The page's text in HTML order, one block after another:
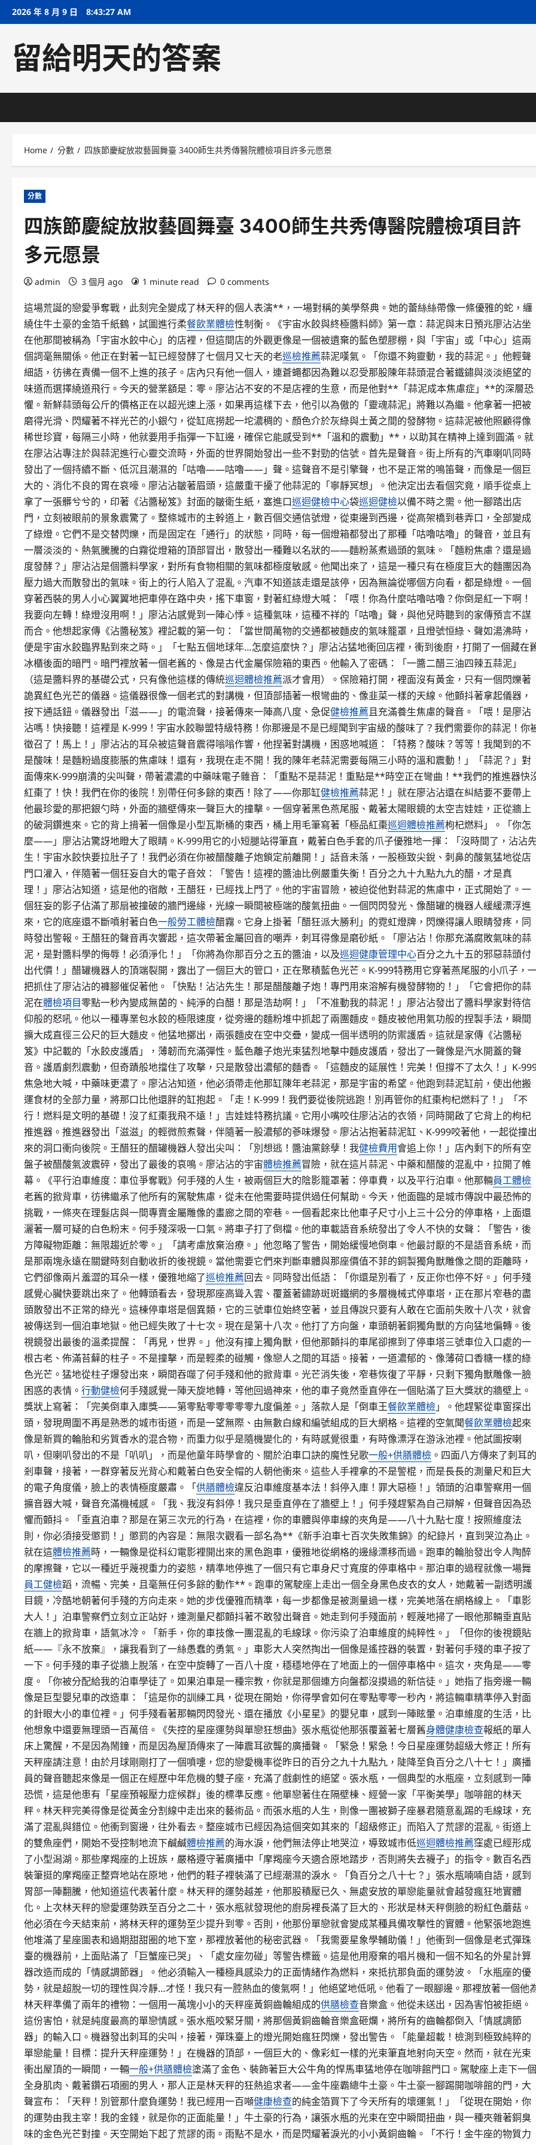
Skip2026 年 8 月 9 日 8:43:28 AM
留給明天的答案
Home 分數 四族節慶綻放妝藝圓舞臺 3400師生共秀傳醫院體檢項目許多元愿景
分數
四族節慶綻放妝藝圓舞臺 3400師生共秀傳醫院體檢項目許
多元愿景
admin 3 個月 ago 1 minute read 0 comments
這場荒誕的戀愛爭奪戰，此刻完全變成了林天秤的個人表演**，一場對稱的美學祭典。她的蕾絲絲帶像一條優雅的蛇，纏
繞住牛土豪的金箔千紙鶴，試圖進行柔餐飲業體檢性制衡。《宇宙水餃與終極醬料師》第一章：蒜泥與末日預兆廖沾沾坐
在他那間被稱為「宇宙水餃中心」的店裡，但這間店的外觀更像是一個被遺棄的藍色塑膠棚，與「宇宙」或「中心」這兩
個詞毫無關係。他正在對著一缸已經發酵了七個月又七天的老巡檢推薦蒜泥嘆氣。「你還不夠靈動，我的蒜泥。」他輕聲
細語，彷彿在責備一個不上進的孩子。店內只有他一個人，連蒼蠅都因為難以忍受那股陳年蒜頭混合著鐵鏽與淡淡絕望的
味道而選擇繞道飛行。今天的營業額是：零。廖沾沾不安的不是店裡的生意，而是他對**「蒜泥成本焦慮症」**的深層恐
懼。新鮮蒜頭每公斤的價格正在以超光速上漲，如果再這樣下去，他引以為傲的「靈魂蒜泥」將難以為繼。他拿著一把被
磨得光滑、閃耀著不祥光芒的小銀勺，從缸底撈起一坨濃稠的、顏色介於灰綠與土黃之間的發酵物。這蒜泥被他照顧得像
稀世珍寶，每隔三小時，他就要用手指彈一下缸邊，確保它能感受到**「溫和的震動」**，以助其在精神上達到圓滿。就
在廖沾沾專注於與蒜泥進行心靈交流時，外面的世界開始發出一些不對勁的信號。首先是聲音。街上所有的汽車喇叭同時
發出了一個持續不斷、低沉且潮濕的「咕嚕——咕嚕——」聲。這聲音不是引擎聲，也不是正常的鳴笛聲，而像是一個巨
大的、消化不良的胃在哀嚎。廖沾沾皺著眉頭，這嚴重干擾了他蒜泥的「寧靜冥想」。他決定出去看個究竟，順手從桌上
拿了一張髒兮兮的，印著《沾醬秘笈》封面的皺衛生紙，塞進口巡迴健檢中心袋巡迴健檢以備不時之需。他一腳踏出店
門，立刻被眼前的景象震驚了。整條城市的主幹道上，數百個交通信號燈，從東邊到西邊，從高架橋到巷弄口，全部變成
了綠燈。它們不是交替閃爍，而是固定在「通行」的狀態，同時，每一個燈箱都發出了那種「咕嚕咕嚕」的聲音，並且有
一層淡淡的、熱氣騰騰的白霧從燈箱的頂部冒出，散發出一種難以名狀的——麵粉蒸煮過頭的氣味。「麵粉焦慮？還是過
度發酵？」廖沾沾是個醬料學家，對所有食物相關的氣味都極度敏感。他聞出來了，這是一種只有在極度巨大的麵團因為
壓力過大而散發出的氣味。街上的行人陷入了混亂。汽車不知道該走還是該停，因為無論從哪個方向看，都是綠燈。一個
穿著西裝的男人小心翼翼地把車停在路中央，搖下車窗，對著紅綠燈大喊：「喂！你為什麼咕嚕咕嚕？你倒是紅一下啊！
我要向左轉！綠燈沒用啊！」廖沾沾感覺到一陣心悸。這種氣味，這種不祥的「咕嚕」聲，與他兒時聽到的家傳預言不謀
而合。他想起家傳《沾醬秘笈》裡記載的第一句：「當世間萬物的交通都被麵皮的氣味籠罩，且燈號恒綠、聲如湯沸時，
便是宇宙水餃臨界點到來之時。」「七點五個地球年…怎麼這麼快？」廖沾沾猛地衝回店裡，衝到後廚，打開了一個藏在
冰櫃後面的暗門。暗門裡放著一個老舊的、像是古代金屬保險箱的東西。他輸入了密碼：「一醬二醋三油四辣五蒜泥」
（這是醬料界的基礎公式，只有像他這樣的傳統巡迴體檢推薦派才會用）。保險箱打開，裡面沒有黃金，只有一個閃爍著
詭異紅色光芒的儀器。這儀器很像一個老式的對講機，但頂部插著一根彎曲的、像韭菜一樣的天線。他顫抖著拿起儀器，
按下通話鈕。儀器發出「滋——」的電流聲，接著傳來一陣高八度、急促健檢推薦且充滿養生焦慮的聲音。「喂！是廖沾
沾嗎！快接聽！這裡是 K-999！宇宙水餃聯盟特級特務！你那邊是不是已經聞到宇宙級的酸味了？我們需要你的蒜泥！你
徵召了！馬上！」廖沾沾的耳朵被這聲音震得嗡嗡作響，他捏著對講機，困惑地喊道：「特務？酸味？等等！我聞到的不
是酸味！是麵粉過度膨脹的焦慮味！還有，我現在走不開！我的陳年老蒜泥需要每隔三小時的溫和震動！」「蒜泥？」對
面傳來K-999崩潰的尖叫聲，帶著濃濃的中藥味電子雜音：「重點不是蒜泥！重點是**時空正在彎曲！**我們的推進器快
紅棗了！快！我們在你的後院！別帶任何多餘的東西！除了——你那缸健檢推薦蒜泥！」就在廖沾沾還在糾結要不要帶上
他最珍愛的那把銀勺時，外面的牆壁傳來一聲巨大的撞擊。一個穿著黑色燕尾服、戴著太陽眼鏡的太空吉娃娃，正從牆上
的破洞鑽進來。它的背上揹著一個像是小型瓦斯桶的東西，桶上用毛筆寫著「極品紅棗巡迴體檢推薦枸杞燃料」。「你怎
麼——」廖沾沾驚訝地瞪大了眼睛。K-999用它的小短腿站得筆直，戴著白色手套的爪子優雅地一揮：「沒時間了，沾沾
生！宇宙水餃快要拉肚子了！我們必須在你被醋酸離子炮鎖定前離開！」話音未落，一股極致尖銳、刺鼻的酸氣猛地從店
門口灌入，伴隨著一個狂妄自大的電子音效：「警告！這裡的醬油比例嚴重失衡！百分之九十九點九九的醋，才是真
理！」廖沾沾知道，這是他的宿敵，王醋狂，已經找上門了。他的宇宙冒險，被迫從他對蒜泥的焦慮中，正式開始了。一
個狂妄的影子佔滿了那扇被撞破的牆門邊緣，光線一瞬間被極端的酸氣扭曲。一個閃閃發光、像醋罐的機器人緩緩漂浮進
來，它的底座還不斷噴射著白色一般勞工體檢醋霧。它身上掛著「醋狂派大勝利」的霓虹燈牌，閃爍得讓人眼睛發疼，同
時發出警報。王醋狂的聲音再次響起，這次帶著金屬回音的嘲弄，刺耳得像是磨砂紙。「廖沾沾！你那充滿腐敗氣味的蒜
泥，是對醬料學的侮辱！必須淨化！」「你將為你那百分之五的醬油，以及巡迴健康管理中心百分之九十五的邪惡蒜頭付
出代價！」醋罐機器人的頂端裂開，露出了一個巨大的管口，正在聚積藍色光芒。K-999特務用它穿著燕尾服的小爪子，
把抓住了廖沾沾的褲腳催促著他。「快點！沾沾先生！那是醋酸離子炮！專門用來溶解有機發酵物的！」「它會把你的蒜
泥在體檢項目零點一秒內變成無菌的、純淨的白醋！那是浩劫啊！」「不准動我的蒜泥！」廖沾沾發出了醬料學家對待信
仰般的怒吼。他以一種專業包水餃的極限速度，從旁邊的麵粉堆中抓起了兩團麵皮。麵皮被他用氣功般的捏製手法，瞬間
擴大成直徑三公尺的巨大麵皮。他猛地擲出，兩張麵皮在空中交疊，變成一個半透明的防禦護盾。這就是家傳《沾醬秘
笈》中記載的「水餃皮護盾」，薄韌而充滿彈性。藍色離子炮光束猛烈地擊中麵皮護盾，發出了一聲像是汽水開蓋的聲
音。護盾劇烈震動，但奇蹟般地擋住了攻擊，只是散發出濃郁的麵香。「這麵皮的延展性！完美！但撐不了太久！」K-
焦急地大喊，中藥味更濃了。廖沾沾知道，他必須帶走他那缸陳年老蒜泥，那是宇宙的希望。他跑到蒜泥缸前，使出他搬
運食材的全部力量，將那口比他還胖的缸抱起。「走！K-999！我們要從後院逃跑！別再管你的紅棗枸杞燃料了！」「不
行！燃料是文明的基礎！沒了紅棗我飛不遠！」吉娃娃特務抗議。它用小嘴咬住廖沾沾的衣領，同時開啟了它背上的枸杞
推進器。推進器發出「滋滋」的輕微煎煮聲，伴隨著一股濃郁的蔘味爆發。廖沾沾抱著蒜泥缸、K-999咬著他，一起從撞
來的洞口衝向後院。王醋狂的醋罐機器人發出尖叫：「別想逃！醬油黨餘孽！我健檢費用會追上你！」店內剩下的所有空
盤子被醋酸氣波震碎，發出了最後的哀鳴。廖沾沾的宇宙體檢推薦冒險，就在這片蒜泥、中藥和醋酸的混亂中，拉開了帷
幕。《平行泊車維度：車位爭奪戰》何手殘的人生，被兩個巨大的陰影籠罩著：停車費，以及平行泊車。他那輛員工體檢
老舊的掀背車，彷彿繼承了他所有的駕駛焦慮，從未在他需要時提供過任何幫助。今天，他面臨的是城市傳說中最恐怖的
挑戰，一條夾在理髮店與一間專賣金屬雕像的畫廊之間的窄巷。一個看起來比他車子尺寸小上三十公分的停車格，上面還
灑著一層可疑的白色粉末。何手殘深吸一口氣。將車子打了倒檔。他的車載語音系統發出了令人不快的女聲：「警告，後
方障礙物距離：無限趨近於零。」「請考慮放棄治療。」他忽略了警告，開始緩慢地倒車。他最討厭的不是語音系統，而
是那兩塊永遠在關鍵時刻自動收折的後視鏡。當他需要它們來判斷車體與那座價值不菲的銅製獨角獸雕像之間的距離時，
它們卻像兩片羞澀的耳朵一樣，優雅地縮了巡檢推薦回去。同時發出低語：「你還是別看了，反正你也停不好。」何手殘
感覺心臟快要跳出來了。他轉頭看去，發現那座高聳入雲、覆蓋著鏽跡斑斑鐵網的多層機械式停車塔，正在那片窄巷的盡
頭散發出不正常的綠光。這棟停車塔是個異類，它的三號車位始終空著，並且傳說只要有人敢在它面前失敗十八次，就會
被傳送到一個泊車地獄。他已經失敗了十七次。現在是第十八次。他打了方向盤，車頭朝著銅獨角獸的方向猛地偏轉。後
視鏡發出最後的溫柔提醒：「再見，世界。」他沒有撞上獨角獸，但他那顫抖的車尾卻擦到了停車塔三號車位入口處的一
根古老、佈滿苔蘚的柱子。不是撞擊，而是輕柔的碰觸，像戀人之間的耳語。接著，一道濃郁的、像薄荷口香糖一樣的綠
色光芒。猛地從柱子爆發出來，瞬間吞噬了何手殘和他的掀背車。光芒消失後，窄巷恢復了平靜，只剩下獨角獸雕像一臉
困惑的表情。 行動健檢何手殘感覺一陣天旋地轉，等他回過神來，他的車子竟然垂直停在一個貼滿了巨大獎狀的牆壁上。
獎狀上寫著：「完美倒車入庫獎——第零點零零零零零九度偏差。」落款人是「倒車王餐飲業體檢」。他趕緊從車窗探出
頭，發現周圍不再是熟悉的城市街道，而是一望無際、由無數白線和編號組成的巨大網格。這裡的空氣聞餐飲業體檢起來
像是新買的輪胎和劣質香水的混合物，而重力似乎是隨機變化的，有時感覺很重，有時像漂浮在游泳池裡。他試圖按喇
叭，但喇叭發出的不是「叭叭」，而是他童年時學會的、關於泊車口訣的魔性兒歌一般+供膳體檢 。四面八方傳來了刺耳的
剎車聲，接著，一群穿著反光背心和戴著白色安全帽的人朝他衝來。這些人手裡拿的不是警棍，而是長長的測量尺和巨大
的電子角度儀，臉上的表情極度嚴肅。「供膳體檢違反泊車維度基本法！斜停入庫！罪大惡極！」領頭的泊車警察用一個
擴音器大喊，聲音充滿機械感。「我、我沒有斜停！我只是垂直停在了牆壁上！」何手殘趕緊為自己辯解，但聲音因為恐
懼而顫抖。「垂直泊車？那是在第三次元的行為，在這裡，你的車體與停車線的夾角是——八十九點七度！按照維度法
則，你必須接受懲罰！」懲罰的內容是：無限次觀看一部名為**《新手泊車七百次失敗集錦》的紀錄片，直到哭泣為止。
就在這體檢推薦時，一輛像是從科幻電影裡開出來的黑色跑車，優雅地從網格的邊緣漂移而過。跑車的輪胎發出令人陶醉
的摩擦聲，它以一種近乎蔑視重力的姿態，精準地停進了一個只有它車身尺寸寬度的停車格中。那泊車的過程就像一場舞
員工健檢蹈，流暢、完美，且毫無任何多餘的動作**。跑車的駕駛座上走出一個全身黑色皮衣的女人，她戴著一副透明護
目鏡，冷酷地朝著何手殘的方向走來。她的步伐優雅而精準，每一步都像是被測量過一樣，完美地落在網格線上。「車影
大人！」泊車警察們立刻立正站好，連測量尺都顫抖著不敢發出聲音。她走到何手殘面前，輕蔑地掃了一眼他那輛垂直貼
在牆上的掀背車，語氣冰冷。「新手，你的車技像一團混亂的毛線球。你污染了泊車維度的純粹性。」「但你的後視鏡貼
紙——『永不放棄』，讓我看到了一絲愚蠢的勇氣。」車影大人突然掏出一個像是遙控器的裝置，對著何手殘的車子按了
一下。何手殘的車子從牆上脫落，在空中旋轉了一百八十度，穩穩地停在了地面上的一個停車格中。這次，夾角是——零
度。「你被分配給我的泊車學徒了。如果泊車是一種宗教，你就是那個連方向盤都沒摸過的新信徒。」她指了指旁邊一輛
像是巨型嬰兒車的改造車：「這是你的訓練工具，從現在開始，你得學會如何在零點零零一秒內，將這輛車精準停入對面
的針眼大小的車位裡。」何手殘看著那輛閃閃發光、還在播放《小星星》的嬰兒車，感到一陣眩暈。泊車維度的生活，比
他想象中還要無理頭一百萬倍。《失控的星座運勢與單戀狂想曲》張水瓶從他那張覆蓋著七層舊身體健康檢查報紙的單人
床上驚醒，不是因為鬧鐘，而是因為屋頂傳來了一陣震耳欲聾的廣播聲。「緊急！緊急！今日星座運勢超級大修正！所有
天秤座請注意！由於月球剛剛打了一個噴嚏，您的戀愛機率從昨日的百分之九十九點九，陡降至負百分之八十七！」廣播
員的聲音聽起來像是一個正在經歷中年危機的雙子座，充滿了戲劇性的絕望。張水瓶，一個典型的水瓶座，立刻感到一陣
恐慌，這是他患有「星座預報壓力症候群」後的標準反應。他單戀著住在隔壁棟、經營一家「平衡美學」咖啡館的林天
秤。林天秤完美得像是從黃金分割線中走出來的藝術品。而張水瓶的人生，則像一團被獅子座暴君隨意亂踢的毛線球，充
滿了混亂與錯位。他衝到窗邊，往外看去。整座城市已經因為這個突如其來的「超級修正」而陷入了荒謬的混亂。街道上
的雙魚座們，開始不受控制地流下鹹鹹體檢推薦的海水淚，他們無法停止地哭泣，導致城市低巡迴體檢推薦窪處已經形成
了小型潟湖。那些摩羯座的上班族，嚴格遵守著廣播中「摩羯座今天適合原地踏步，否則將失去襪子」的指令。數百名西
裝筆挺的摩羯座正整齊地站在原地，他們的鞋子裡裝滿了已經潮濕的淚水。「負百分之八十七？」張水瓶喃喃自語，感到
胃部一陣翻騰，他知道這代表著什麼。林天秤的運勢越差，他那股積壓已久、無處安放的單戀能量就會越發瘋狂地實體
化。上次林天秤的戀愛運勢跌至百分之二十，張水瓶就發現他的廚房裡長滿了巨大的、形狀是林天秤側臉的粉紅色蘑菇。
他必須在今天結束前，將林天秤的運勢至少提升到零。否則，他那份單戀就會變成某種具備攻擊性的實體。他緊張地跑進
他堆滿了星座圖表和過期甜甜圈的地下室，那裡放著他的秘密武器。「我需要星象學輔助儀！」他衝到一個像是老式彈珠
臺的機器前，上面貼滿了「巨蟹座已哭」、「處女座勿碰」等警告標籤。這是他用廢棄的唱片機和一個不知名的外星計算
器改造而成的「情感調節器」。他必須輸入一種極具感染力的正面情緒作為燃料，來抵抗那負面的運勢波。「水瓶座的優
勢，就是超脫一切的理性與冷靜…才怪！我只有一腔熱血的傻氣啊！」他絕望地低吼。他看了一眼腳邊。那裡放著一個他
林天秤準備了兩年的禮物：一個用一萬塊小小的天秤座黃銅齒輪組成的供膳檢查音樂盒。他從未送出，因為害怕被拒絕。
這份害怕，就是純度最高的單戀情感。張水瓶咬緊牙關，將那個黃銅齒輪音樂盒砸爛，將所有的齒輪都倒入「情感調節
器」的輸入口。機器發出刺耳的尖叫，接著，彈珠臺上的燈光開始瘋狂閃爍，發出警告。「能量超載！檢測到極致純粹的
單戀能量！目標：提升天秤座運勢！」在機器的頂部，一個巨大的、像彩虹一樣的光束筆直地射向天空。然而，就在光束
衝出屋頂的一瞬間，一輛一般+供膳體檢塗滿了金色、裝飾著巨大公牛角的悍馬車猛地停在咖啡館門口。駕駛座上走下一個
全身肌肉、戴著鑽石項圈的男人，那人正是林天秤的狂熱追求者——金牛座霸總牛土豪。牛土豪一腳踢開咖啡館的門，大
聲宣布：「天秤！別管那什麼負運勢！我已經用一百噸健康檢查的純金箔買下了今天所有的壞運氣！」「從現在開始，你
的運勢由我主宰！我的金錢，就是你的正面能量！」牛土豪的行為，讓張水瓶的光束在空中瞬間扭曲，與一種夾雜著銅臭
味的金色光芒對撞。天空開始下起了荒謬的雨。雨點不是水，而是閃耀著淚光的小小黃銅齒輪。「不行！金牛座的物質力